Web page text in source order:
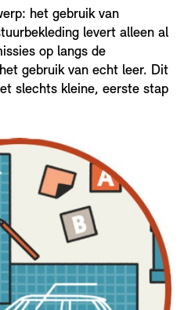
het gebruik van
levert alleen al
op langs de
gebruik van echt leer. Dit
slechts kleine, eerste stap